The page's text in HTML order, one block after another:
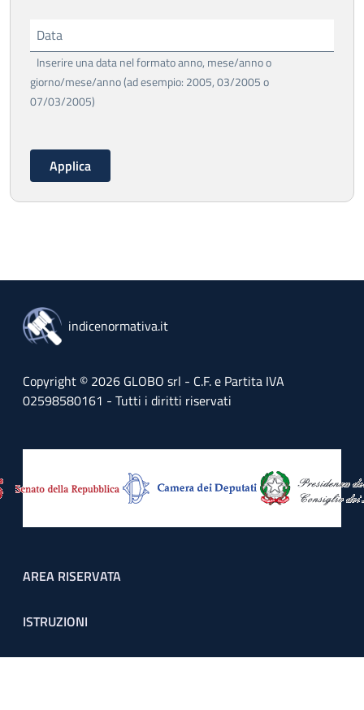
Data
Inserire una data nel formato anno, mese/anno o
giorno/mese/anno (ad esempio: 2005, 03/2005 o
07/03/2005)
indicenormativa.it
Copyright © 2026 GLOBO srl - C.F. e Partita IVA
02598580161 - Tutti i diritti riservati
Footer menu
AREA RISERVATA
ISTRUZIONI